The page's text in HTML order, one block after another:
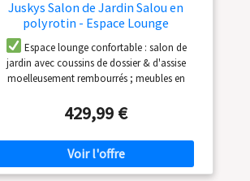
Juskys Salon de Jardin Salou en
polyrotin - Espace Lounge
d'extérieur résistant aux intempéries
pour 6 Personnes - Coin Salon avec
Table & Coussins - pour Jardin,
Balcon, terrasse - Crème/Sable
Espace lounge confortable : salon de
jardin avec coussins de dossier & d'assise
moelleusement rembourrés ; meubles en
pendant de nombreuses heures
résistants aux intempéries : salon en toile de
polyrotin & acier à revêtement poudre ;
robuste & résistant aux intempéries ; housses
amovibles & lavables ; idéal pour une
429,99 €